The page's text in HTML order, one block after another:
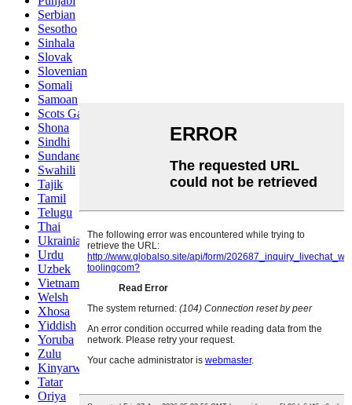
Serbian
Sesotho
Sinhala
Slovak
Slovenian
Somali
Samoan
Scots Gaelic
Shona
Sindhi
Sundanese
Swahili
Tajik
Tamil
Telugu
Thai
Ukrainian
Urdu
Uzbek
Vietnamese
Welsh
Xhosa
Yiddish
Yoruba
Zulu
Kinyarwanda
Tatar
Oriya